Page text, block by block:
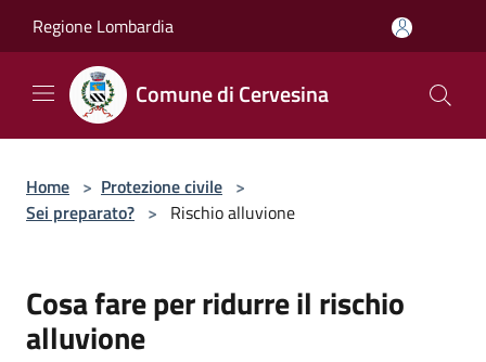
Regione Lombardia
Comune di Cervesina
Home > Protezione civile >
Sei preparato? > Rischio alluvione
Cosa fare per ridurre il rischio
alluvione